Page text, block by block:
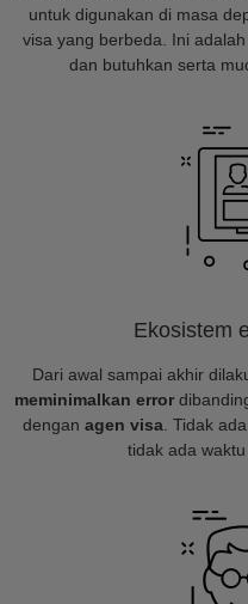
untuk digunakan di masa
visa yang berbeda. Ini adalah
dan butuhkan serta
Ekosistem
Dari awal sampai akhir
meminimalkan error
dengan agen visa . Tidak
tidak ada